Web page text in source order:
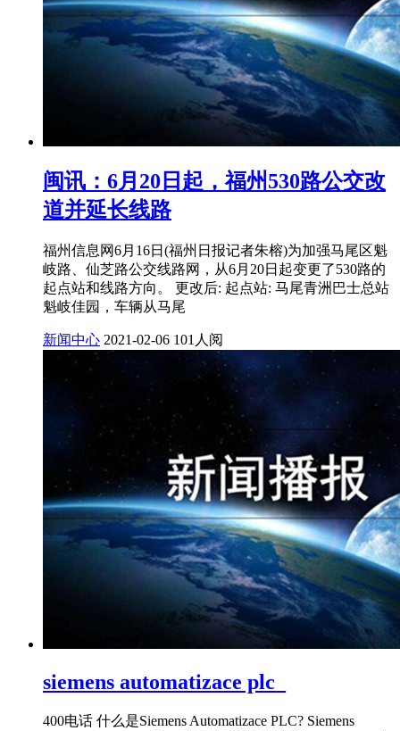
闽讯：6月20日起，福州530路公交改
道并延长线路
福州信息网6月16日(福州日报记者朱榕)为加强马尾区魁
岐路、仙芝路公交线路网，从6月20日起变更了530路的
起点站和线路方向。 更改后: 起点站: 马尾青洲巴士总站
魁岐佳园，车辆从马尾
新闻中心 2021-02-06 101人阅
siemens automatizace plc_
400电话 什么是Siemens Automatizace PLC? Siemens